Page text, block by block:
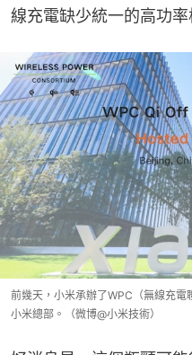
線充電缺少統一的高功率
前幾天，小米承辦了WPC（無線充
小米總部。（微博@小米技術）